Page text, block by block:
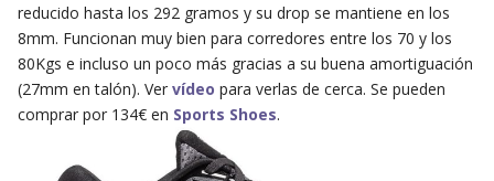
reducido hasta los 292 gramos y su drop se mantiene en los
8mm. Funcionan muy bien para corredores entre los 70 y los
80Kgs e incluso un poco más gracias a su buena amortiguación
(27mm en talón). Ver vídeo para verlas de cerca. Se pueden
comprar por 134€ en Sports Shoes.